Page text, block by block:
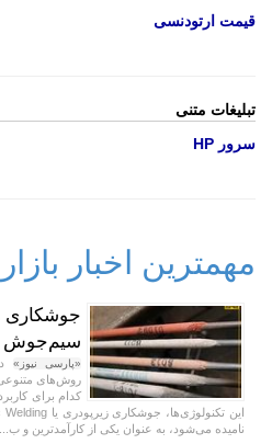
قیمت ارتودنسی
تبلیغات متنی
سرور HP
مهمترین اخبار بازار
سیم‌جوش و
«پارسی نیوز»
روش‌های متنوعی
کدام برای
نامیده می‌شود، به عنوان یکی از کارآمدترین و ب...